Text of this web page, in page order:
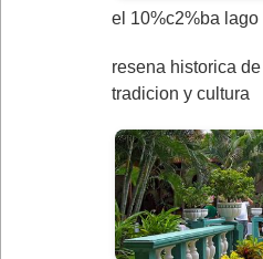
el 10%c2%ba
resena historica
tradicion y cultura